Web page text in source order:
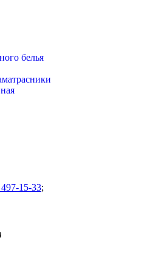
белья
15-33;